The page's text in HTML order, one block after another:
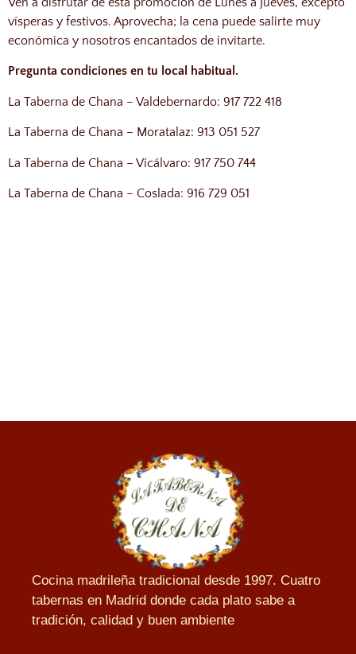
vísperas y festivos. Aprovecha; la cena puede salirte muy
económica y nosotros encantados de invitarte.
Pregunta condiciones en tu local habitual.
La Taberna de Chana – Valdebernardo: 917 722 418
La Taberna de Chana – Moratalaz: 913 051 527
La Taberna de Chana – Vicálvaro: 917 750 744
La Taberna de Chana – Coslada: 916 729 051
Cocina madrileña tradicional desde 1997. Cuatro
tabernas en Madrid donde cada plato sabe a
tradición, calidad y buen ambiente